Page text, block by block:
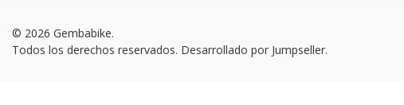
© 2026 Gembabike.
Todos los derechos reservados. Desarrollado por Jumpseller.